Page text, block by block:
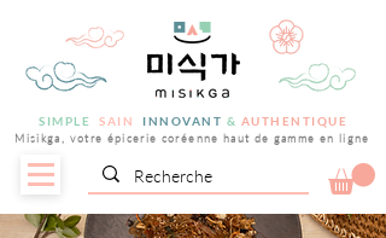
SIMPLE SAIN INNOVANT & AUTHENTIQUE
Misikga, votre épicerie coréenne haut de gamme en ligne